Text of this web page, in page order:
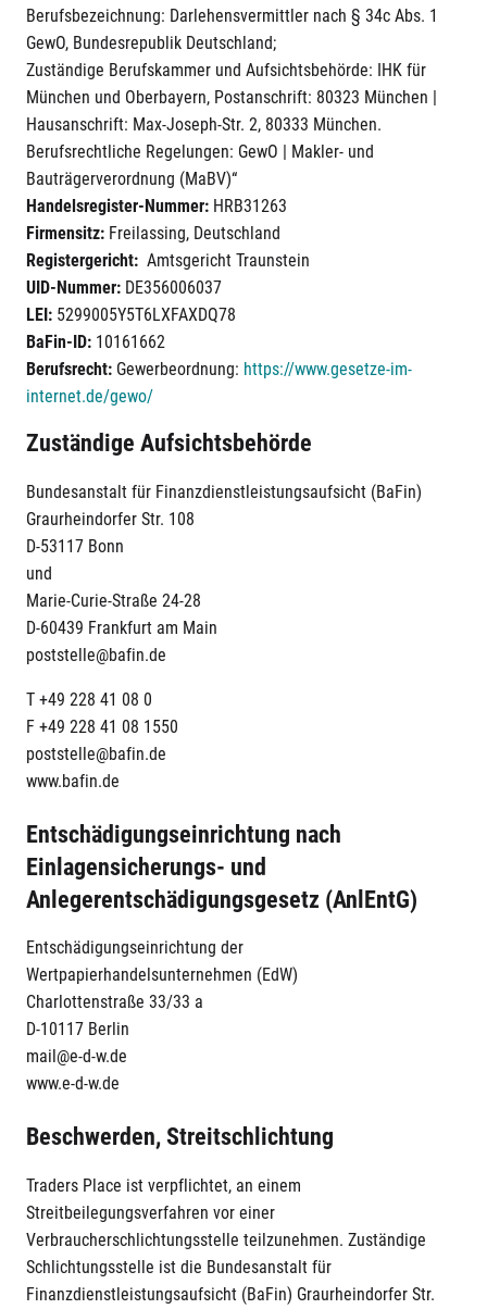
Berufsbezeichnung: Darlehensvermittler nach § 34c Abs. 1
GewO, Bundesrepublik Deutschland;
Zuständige Berufskammer und Aufsichtsbehörde: IHK für
München und Oberbayern, Postanschrift: 80323 München |
Hausanschrift: Max-Joseph-Str. 2, 80333 München.
Berufsrechtliche Regelungen: GewO | Makler- und
Bauträgerverordnung (MaBV)“
Handelsregister-Nummer: HRB31263
Firmensitz: Freilassing, Deutschland
Registergericht: Amtsgericht Traunstein
UID-Nummer: DE356006037
LEI: 5299005Y5T6LXFAXDQ78
BaFin-ID: 10161662
Berufsrecht: Gewerbeordnung: https://www.gesetze-im-
internet.de/gewo/
Zuständige Aufsichtsbehörde
Bundesanstalt für Finanzdienstleistungsaufsicht (BaFin)
Graurheindorfer Str. 108
D-53117 Bonn
und
Marie-Curie-Straße 24-28
D-60439 Frankfurt am Main
poststelle@bafin.de
T +49 228 41 08 0
F +49 228 41 08 1550
poststelle@bafin.de
www.bafin.de
Entschädigungseinrichtung nach
Einlagensicherungs- und
Anlegerentschädigungsgesetz (AnlEntG)
Entschädigungseinrichtung der
Wertpapierhandelsunternehmen (EdW)
Charlottenstraße 33/33 a
D-10117 Berlin
mail@e-d-w.de
www.e-d-w.de
Beschwerden, Streitschlichtung
Traders Place ist verpflichtet, an einem
Streitbeilegungsverfahren vor einer
Verbraucherschlichtungsstelle teilzunehmen. Zuständige
Schlichtungsstelle ist die Bundesanstalt für
Finanzdienstleistungsaufsicht (BaFin) Graurheindorfer Str.